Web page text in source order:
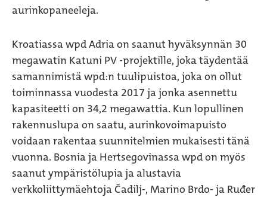
aurinkopaneeleja.
Kroatiassa wpd Adria on saanut hyväksynnän 30
megawatin Katuni PV -projektille, joka täydentää
samannimistä wpd:n tuulipuistoa, joka on ollut
toiminnassa vuodesta 2017 ja jonka asennettu
kapasiteetti on 34,2 megawattia. Kun lopullinen
rakennuslupa on saatu, aurinkovoimapuisto
voidaan rakentaa suunnitelmien mukaisesti tänä
vuonna. Bosnia ja Hertsegovinassa wpd on myös
saanut ympäristölupia ja alustavia
verkkoliittymäehtoja Čadilj-, Marino Brdo- ja Ruđer